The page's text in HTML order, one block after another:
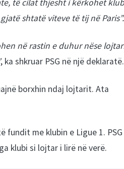
të cilat thjesht i kërkohet
shtatë viteve të tij në Paris”.
në rastin e duhur nëse
, ka shkruar PSG në një deklaratë.
borxhin ndaj lojtarit. Ata
fundit me klubin e Ligue 1. PSG
klubi si lojtar i lirë në verë.